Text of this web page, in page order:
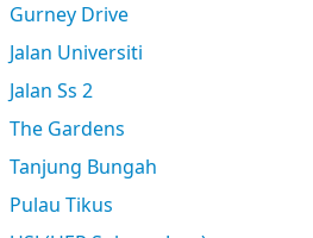
Gurney Drive
Jalan Universiti
Jalan Ss 2
The Gardens
Tanjung Bungah
Pulau Tikus